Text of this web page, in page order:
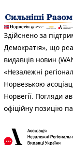
Здійснено за
Демократія», що
видавців новин
«Незалежні
Норвезькою
Норвегії. Погляди
офіційну позицію